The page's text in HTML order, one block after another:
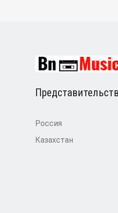
Россия
Казахстан